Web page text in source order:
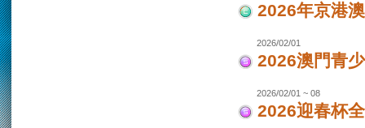
2026年京港
2026/02/01
2026澳門青
2026/02/01 ~ 08
2026迎春杯